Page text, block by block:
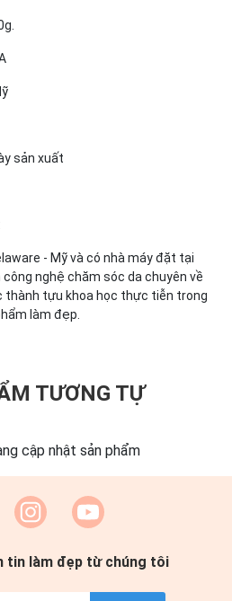
sản xuất
- Mỹ và có nhà máy đặt tại
nghệ chăm sóc da chuyên về
thành tựu khoa học thực tiễn trong
làm đẹp.
TƯƠNG TỰ
cập nhật sản phẩm
tin làm đẹp từ chúng tôi